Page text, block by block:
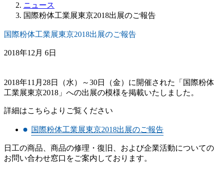
ニュース
国際粉体工業展東京2018出展のご報告
国際粉体工業展東京2018出展のご報告
2018年12月 6日
2018年11月28日（水）～30日（金）に開催された「国際粉体
工業展東京2018」への出展の模様を掲載いたしました。
詳細はこちらよりご覧ください
国際粉体工業展東京2018出展のご報告
日工の商品、商品の修理・復旧、および企業活動についての
お問い合わせ窓口をご案内しております。